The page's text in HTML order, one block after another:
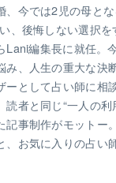
、今では2児の母と
、後悔しない選択
Lani編集長に就任。
み、人生の重大な決
ーとして占い師に相
読者と同じ“一人の
記事制作がモットー
、お気に入りの占い